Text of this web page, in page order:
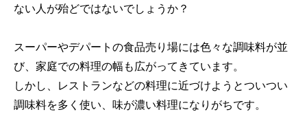
ない人が殆どではないでしょうか？
スーパーやデパートの食品売り場には色々な調味料が並
び、家庭での料理の幅も広がってきています。
しかし、レストランなどの料理に近づけようとついつい
調味料を多く使い、味が濃い料理になりがちです。